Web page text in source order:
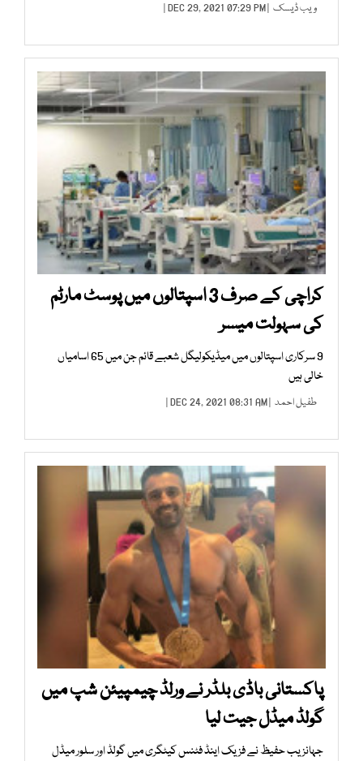
ویب ڈیسک | DEC 29, 2021 07:29 PM |
کراچی کے صرف 3 اسپتالوں میں پوسٹ مارٹم
کی سہولت میسر
9 سرکاری اسپتالوں میں میڈیکولیگل شعبے قائم جن میں 65 اسامیاں
خالی ہیں
طفیل احمد | DEC 24, 2021 08:31 AM |
پاکستانی باڈی بلڈر نے ورلڈ چیمپیئن شپ میں
گولڈ میڈل جیت لیا
جہانزیب حفیظ نے فزیک اینڈ فٹنس کیٹگری میں گولڈ اور سلور میڈل